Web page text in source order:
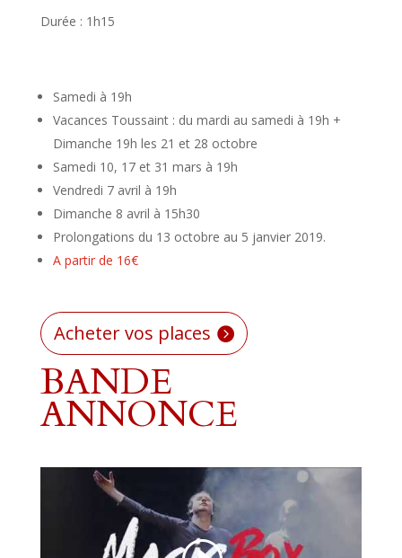
Durée : 1h15
Samedi à 19h
Vacances Toussaint : du mardi au samedi à 19h +
Dimanche 19h les 21 et 28 octobre
Samedi 10, 17 et 31 mars à 19h
Vendredi 7 avril à 19h
Dimanche 8 avril à 15h30
Prolongations du 13 octobre au 5 janvier 2019.
A partir de 16€
Acheter vos places
BANDE
ANNONCE